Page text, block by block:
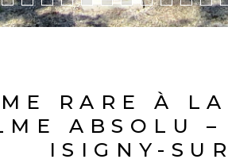
RARE À
ABSOLU
ISIGNY-